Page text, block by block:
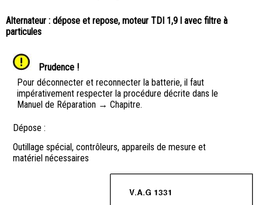
Alternateur : dépose et repose, moteur TDI 1,9 l avec filtre à
particules
Prudence !
Pour déconnecter et reconnecter la batterie, il faut
impérativement respecter la procédure décrite dans le
Manuel de Réparation → Chapitre.
Dépose :
Outillage spécial, contrôleurs, appareils de mesure et
matériel nécessaires